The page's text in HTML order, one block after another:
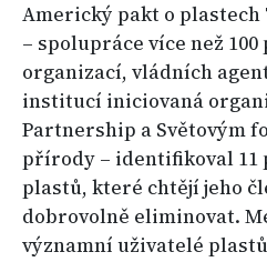
Americký pakt o plastech
– spolupráce více než
organizací, vládních
institucí iniciovaná
Partnership a Světovým
přírody – identifikoval 11
plastů, které chtějí jeho
dobrovolně eliminovat.
významní uživatelé